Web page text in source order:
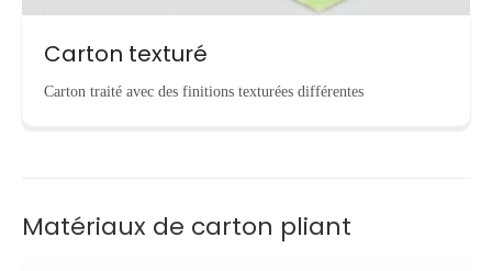
Carton texturé
Carton traité avec des finitions texturées différentes
Matériaux de carton pliant